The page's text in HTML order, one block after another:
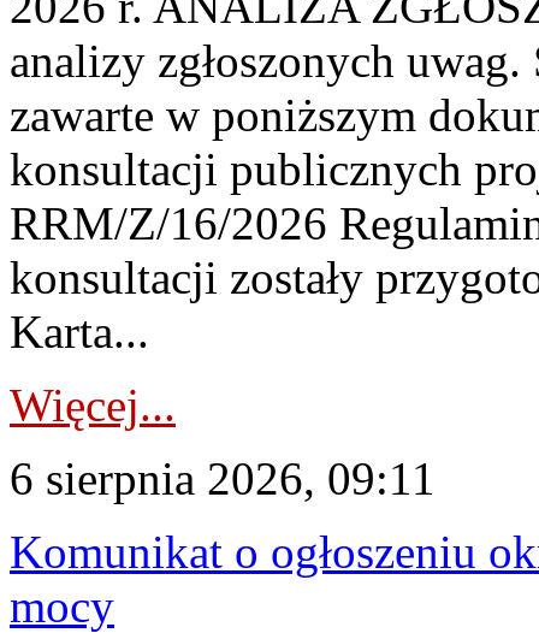
analizy zgłoszonych
zawarte w poniższym
konsultacji publicznych
RRM/Z/16/2026
konsultacji zostały
Karta...
Więcej...
6 sierpnia 2026, 09:11
Komunikat o ogłoszeniu
mocy